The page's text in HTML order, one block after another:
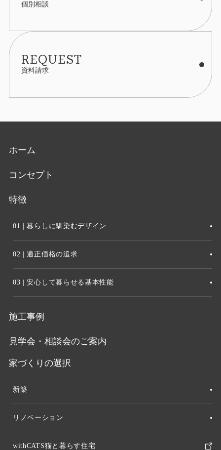
個別相談
REQUEST
資料請求
ホーム
コンセプト
特徴
01 | 暮らしに馴染むデザイン
02 | 適正価格の追求
03 | 安心して暮らせる基本性能
施工事例
見学会・相談会のご案内
家づくりの選択
新築
リノベーション
withCATS猫と暮らす住宅